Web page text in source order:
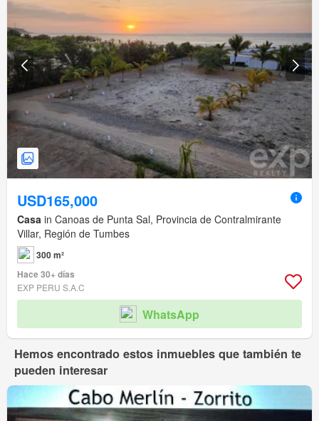
USD165,000
Casa in Canoas de Punta Sal, Provincia de Contralmirante
Villar, Región de Tumbes
300 m²
Hace 30+ días
EXP PERU S.A.C
WhatsApp
Hemos encontrado estos inmuebles que también te
pueden interesar